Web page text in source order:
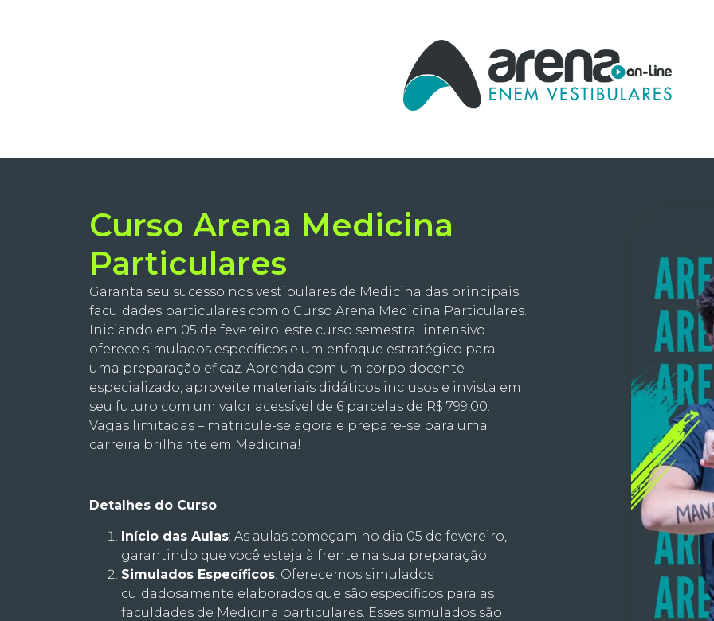
Curso Arena Medicina
Particulares
Garanta seu sucesso nos vestibulares de Medicina das principais
faculdades particulares com o Curso Arena Medicina Particulares.
Iniciando em 05 de fevereiro, este curso semestral intensivo
oferece simulados específicos e um enfoque estratégico para
uma preparação eficaz. Aprenda com um corpo docente
especializado, aproveite materiais didáticos inclusos e invista em
seu futuro com um valor acessível de 6 parcelas de R$ 799,00.
Vagas limitadas – matricule-se agora e prepare-se para uma
carreira brilhante em Medicina!
Detalhes do Curso:
Início das Aulas: As aulas começam no dia 05 de fevereiro,
garantindo que você esteja à frente na sua preparação.
Simulados Específicos: Oferecemos simulados
cuidadosamente elaborados que são específicos para as
faculdades de Medicina particulares. Esses simulados são